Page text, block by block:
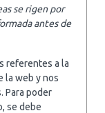
se rigen por
antes de
referentes a la
la web y nos
Para poder
se debe